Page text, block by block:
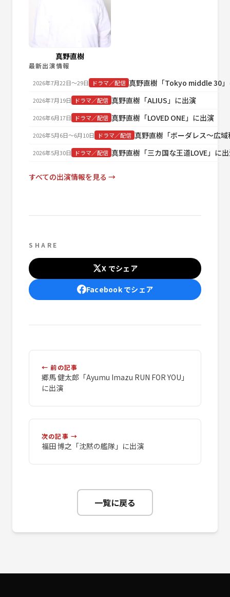
真野直樹
最新出演情報
2026年7月22日〜29日 ドラマ／配信 真野直樹「Tokyo middle 30
2026年7月19日 ドラマ／配信 真野直樹「ALIUS」に出演
2026年6月17日 ドラマ／配信 真野直樹「LOVED ONE」に出演
2026年5月6日〜6月10日 ドラマ／配信 真野直樹「ボーダレス～広
2026年5月30日 ドラマ／配信 真野直樹「三カ国な王道LOVE」に
すべての出演情報を見る →
SHARE
X でシェア
Facebook でシェア
← 前の記事
郷馬 健太郎「Ayumu Imazu RUN FOR YOU」
に出演
次の記事 →
福田 博之「沈黙の艦隊」に出演
一覧に戻る